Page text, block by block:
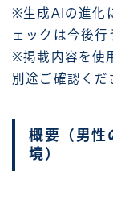
※生成AIの進化
ェックは今後行
※掲載内容を使
別途ご確認くだ
概要（男性
境）